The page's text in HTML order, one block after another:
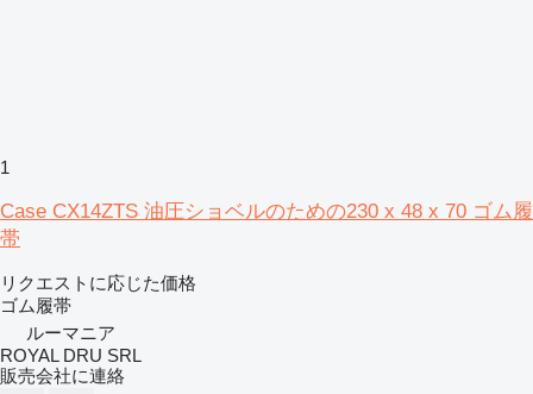
1
Case CX14ZTS 油圧ショベルのための230 x 48 x 70 ゴム履
帯
リクエストに応じた価格
ゴム履帯
ルーマニア
ROYAL DRU SRL
販売会社に連絡